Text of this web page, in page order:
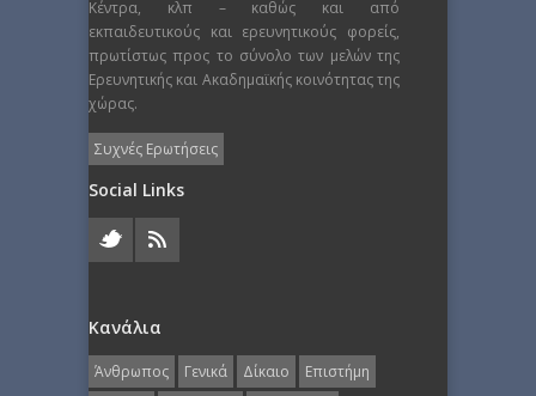
Κέντρα, κλπ – καθώς και από
εκπαιδευτικούς και ερευνητικούς φορείς,
πρωτίστως προς το σύνολο των μελών της
Ερευνητικής και Ακαδημαϊκής κοινότητας της
χώρας.
Συχνές Ερωτήσεις
Social Links
Κανάλια
Άνθρωπος Γενικά Δίκαιο
Επιστήμη